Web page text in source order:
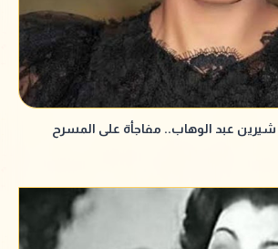
شيرين عبد الوهاب.. مفاجأة على المسرح